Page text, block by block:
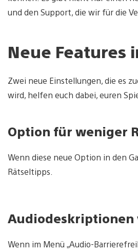
und den Support, die wir für die
Neue Features
Zwei neue Einstellungen, die es
wird, helfen euch dabei, euren
Option für weniger
Wenn diese neue Option in den
Rätseltipps.
Audiodeskriptionen
Wenn im Menü „Audio-